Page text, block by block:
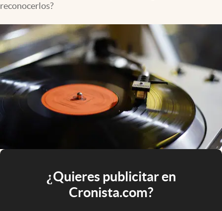
reconocerlos?
¿Quieres publicitar en
Cronista.com?